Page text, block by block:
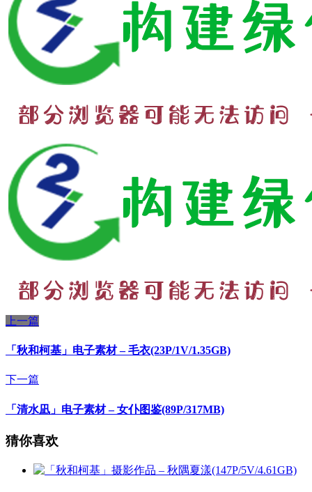
上一篇
「秋和柯基」电子素材 – 毛衣(23P/1V/1.35GB)
下一篇
「清水凪」电子素材 – 女仆图鉴(89P/317MB)
猜你喜欢